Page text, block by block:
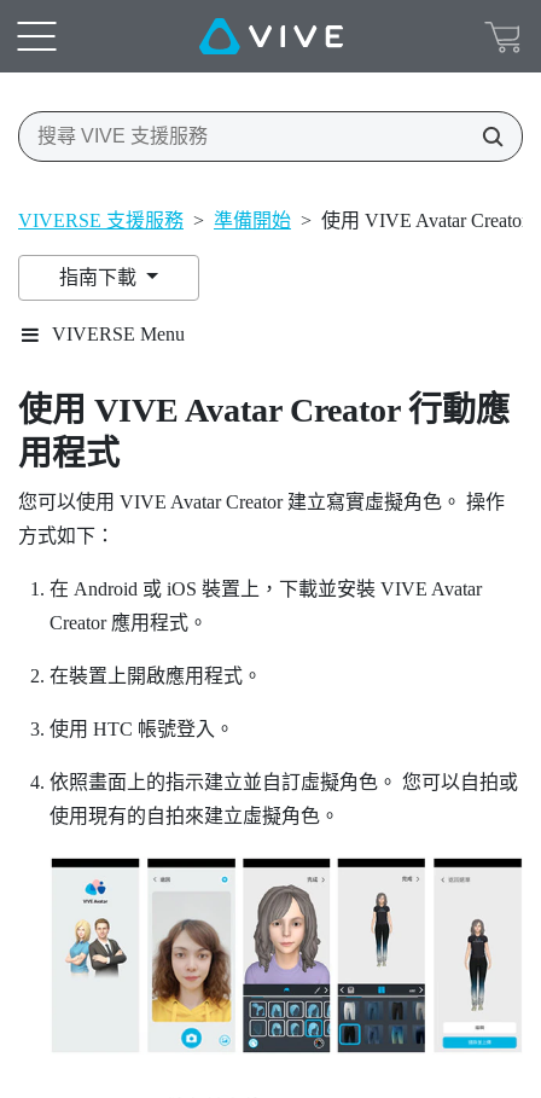
VIVERSE 支援服務 > 準備開始 > 使用 VIVE Avatar Creator
指南下載
VIVERSE Menu
使用 VIVE Avatar Creator行動應
用程式
您可以使用 VIVE Avatar Creator建立寫實虛擬角色。 操作
方式如下：
在 Android 或 iOS 裝置上，下載並安裝 VIVE Avatar
Creator應用程式。
在裝置上開啟應用程式。
使用 HTC 帳號登入。
依照畫面上的指示建立並自訂虛擬角色。 您可以自拍或
使用現有的自拍來建立虛擬角色。